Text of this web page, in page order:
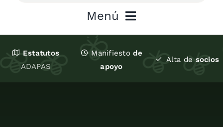
Menú
Estatutos
ADAPAS
Manifiesto de
apoyo
Alta de socios